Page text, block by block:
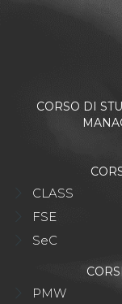
CORSO DI
CLASS
FSE
SeC
PMW